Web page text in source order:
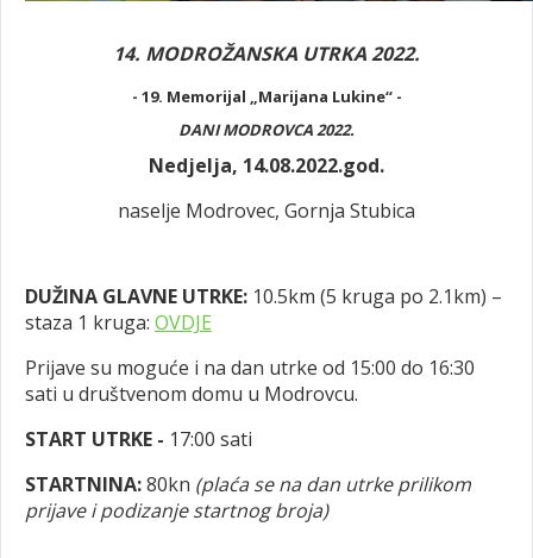
14. MODROŽANSKA UTRKA 2022.
- 19. Memorijal „Marijana Lukine“ -
DANI MODROVCA 2022.
Nedjelja, 14.08.2022.god.
naselje Modrovec, Gornja Stubica
DUŽINA GLAVNE UTRKE: 10.5km (5 kruga po 2.1km) –
staza 1 kruga: OVDJE
Prijave su moguće i na dan utrke od 15:00 do 16:30
sati u društvenom domu u Modrovcu.
START UTRKE - 17:00 sati
STARTNINA:80kn (plaća se na dan utrke prilikom
prijave i podizanje startnog broja)